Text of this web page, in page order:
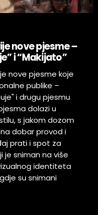
nove pjesme –
i “Makijato”
nove pjesme koje
publike –
i drugu pjesmu
dolazi u
s jakom dozom
dobar provod i
prati i spot za
je sniman na više
identiteta
su snimani